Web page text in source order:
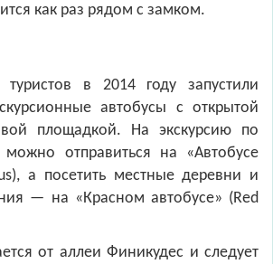
как раз рядом с замком.
в 2014 году запустили
автобусы с открытой
площадкой. На экскурсию по
можно отправиться на «Автобусе
а посетить местные деревни и
— на «Красном автобусе» (Red
от аллеи Финикудес и следует